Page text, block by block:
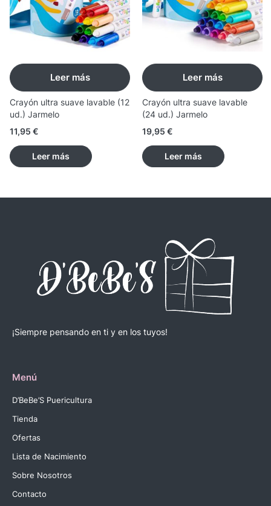
Leer más
Crayón ultra suave lavable (12
ud.) Jarmelo
11,95 €
Leer más
Leer más
Crayón ultra suave lavable
(24 ud.) Jarmelo
19,95 €
Leer más
¡Siempre pensando en ti y en los tuyos!
Menú
D’BeBe’S Puericultura
Tienda
Ofertas
Lista de Nacimiento
Sobre Nosotros
Contacto